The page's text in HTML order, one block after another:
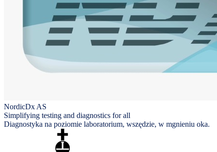
NordicDx AS
Simplifying testing and diagnostics for all
Diagnostyka na poziomie laboratorium, wszędzie, w mgnieniu oka.